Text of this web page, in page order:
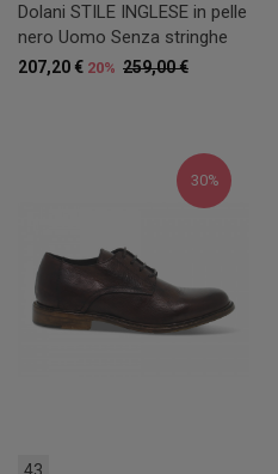
Dolani STILE INGLESE in pelle
nero Uomo Senza stringhe
259,00 €
207,20 € 20%
30%